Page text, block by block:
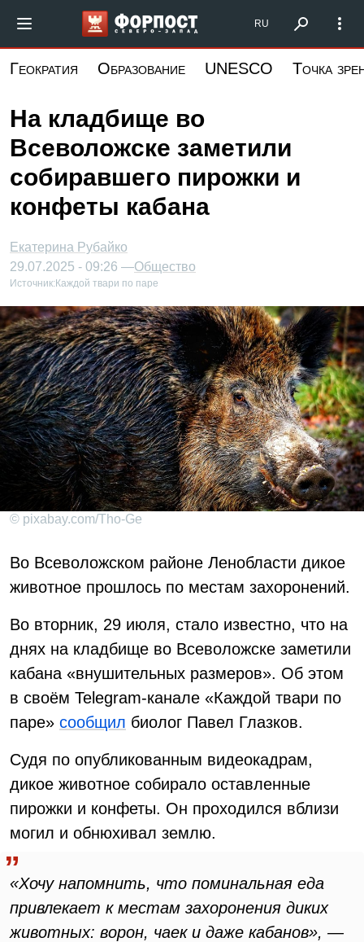
основному
Форпост Северо-Запад
RU
Геократия Образование UNESCO Точка
На кладбище во
Всеволожске заметили
собиравшего пирожки и
конфеты кабана
Екатерина Рубайко
29.07.2025 - 09:26 —Общество
Источник: Каждой твари по паре
© pixabay.com/Tho-Ge
Во Всеволожском районе Ленобласти дикое
животное прошлось по местам захоронений.
Во вторник, 29 июля, стало известно, что на
днях на кладбище во Всеволожске заметили
кабана «внушительных размеров». Об этом
в своём Telegram-канале «Каждой твари по
паре» сообщил биолог Павел Глазков.
Судя по опубликованным видеокадрам,
дикое животное собирало оставленные
пирожки и конфеты. Он проходился вблизи
могил и обнюхивал землю.
«Хочу напомнить, что поминальная еда
привлекает к местам захоронения диких
животных: ворон, чаек и даже кабанов», —